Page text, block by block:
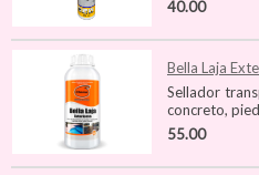
40.00
Bella Laja
Sellador
concreto,
55.00